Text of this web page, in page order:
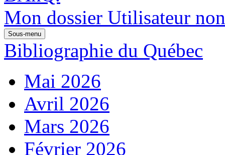
Mon dossier Utilisateur
Sous-menu
Bibliographie du Québec
Mai 2026
Avril 2026
Mars 2026
Février 2026